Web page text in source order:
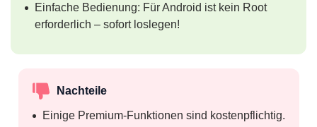
Einfache Bedienung: Für Android ist kein Root
erforderlich – sofort loslegen!
Nachteile
Einige Premium-Funktionen sind kostenpflichtig.